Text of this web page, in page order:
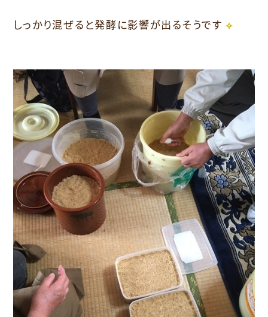
しっかり混ぜると発酵に影響が出るそうです